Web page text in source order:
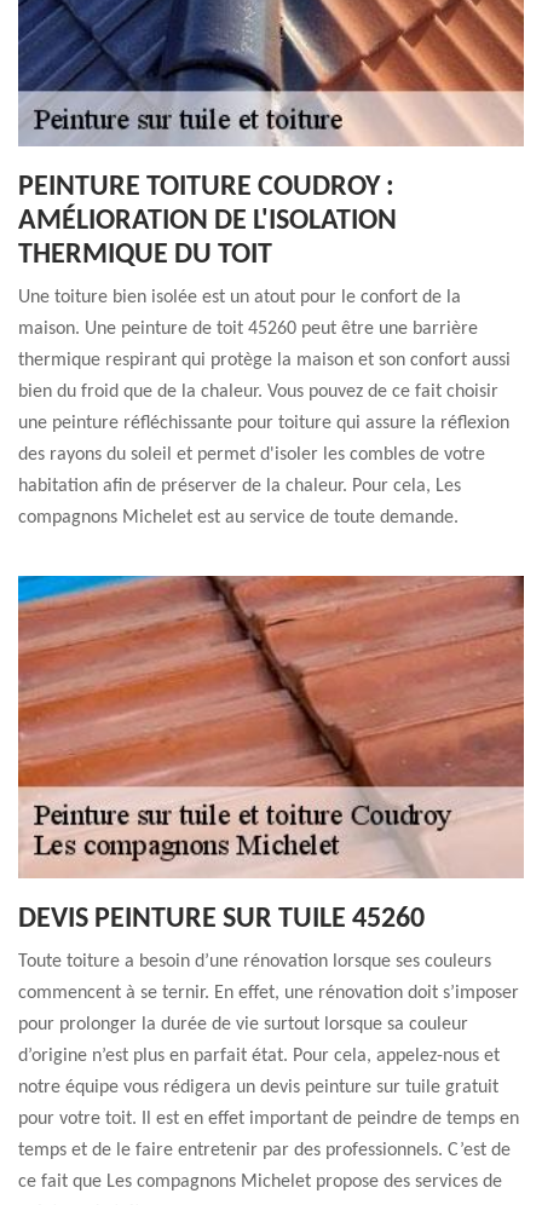
PEINTURE TOITURE COUDROY :
AMÉLIORATION DE L'ISOLATION
THERMIQUE DU TOIT
Une toiture bien isolée est un atout pour le confort de la
maison. Une peinture de toit 45260 peut être une barrière
thermique respirant qui protège la maison et son confort aussi
bien du froid que de la chaleur. Vous pouvez de ce fait choisir
une peinture réfléchissante pour toiture qui assure la réflexion
des rayons du soleil et permet d'isoler les combles de votre
habitation afin de préserver de la chaleur. Pour cela, Les
compagnons Michelet est au service de toute demande.
DEVIS PEINTURE SUR TUILE 45260
Toute toiture a besoin d’une rénovation lorsque ses couleurs
commencent à se ternir. En effet, une rénovation doit s’imposer
pour prolonger la durée de vie surtout lorsque sa couleur
d’origine n’est plus en parfait état. Pour cela, appelez-nous et
notre équipe vous rédigera un devis peinture sur tuile gratuit
pour votre toit. Il est en effet important de peindre de temps en
temps et de le faire entretenir par des professionnels. C’est de
ce fait que Les compagnons Michelet propose des services de